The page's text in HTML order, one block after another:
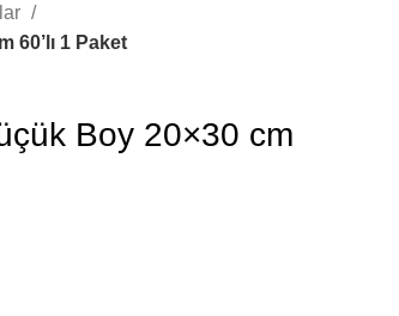
60’lı 1 Paket
Boy 20×30 cm